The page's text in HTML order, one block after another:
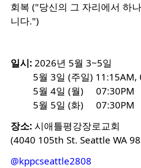
회복 ("당신의 그 자리에서 하
니다.")
일시: 2026년 5월 3~5일
5월 3일 (주일) 11:15AM,
5월 4일 (월) 07:30PM
5월 5일 (화) 07:30PM
장소: 시애틀평강장로교회
(4040 105th St. Seattle WA
@kppcseattle2808‬